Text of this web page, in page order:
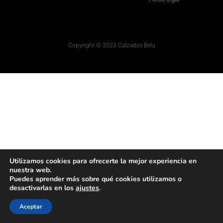
Copyright © 2023 Calzados Belu
Utilizamos cookies para ofrecerte la mejor experiencia en
nuestra web.
Puedes aprender más sobre qué cookies utilizamos o
desactivarlas en los ajustes.
Aceptar